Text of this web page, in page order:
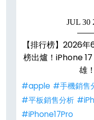
JUL 30
【排行榜】2026
榜出爐！iPhone
雄！
#apple #手機銷售
#平板銷售分析
#iPhone17Pro